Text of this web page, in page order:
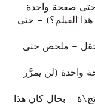
حتى صفحة واحدة
هذا الفيلم؟) – حتى
– ملخص حتى
واحدة (لن يمرَّر
– بحال كان هذا